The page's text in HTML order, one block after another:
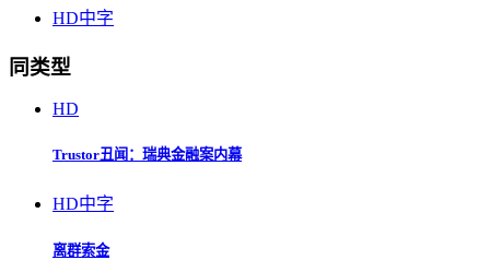
HD中字
同类型
HD
Trustor丑闻：瑞典金融案内幕
HD中字
离群索金